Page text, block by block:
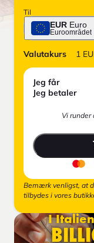
Til
EUR Euro
Euroområdet
Valutakurs 1
Jeg får
Jeg betaler
Vi
Bemærk venligst, at
tilbydes i vores
I